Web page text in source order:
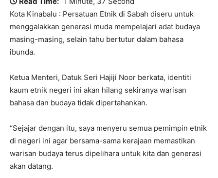
Kota Kinabalu : Persatuan Etnik di Sabah diseru untuk
menggalakkan generasi muda mempelajari adat budaya
masing-masing, selain tahu bertutur dalam bahasa
ibunda.
Ketua Menteri, Datuk Seri Hajiji Noor berkata, identiti
kaum etnik negeri ini akan hilang sekiranya warisan
bahasa dan budaya tidak dipertahankan.
“Sejajar dengan itu, saya menyeru semua pemimpin etnik
di negeri ini agar bersama-sama kerajaan memastikan
warisan budaya terus dipelihara untuk kita dan generasi
akan datang.